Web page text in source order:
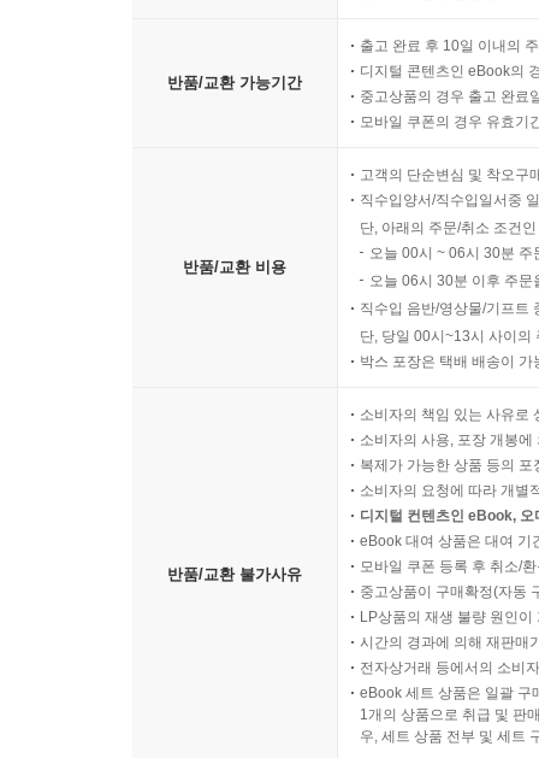
반품/교환 가능기간
출고 완료 후 10일 이내의
디지털 콘텐츠인 eBook의
중고상품의 경우 출고 완료
모바일 쿠폰의 경우 유효기
반품/교환 비용
고객의 단순변심 및 착오구
직수입양서/직수입일서중
단, 아래의 주문/취소 조건
오늘 00시 ~ 06시 30분
오늘 06시 30분 이후 주
직수입 음반/영상물/기프트
단, 당일 00시~13시 사이의
박스 포장은 택배 배송이
반품/교환 불가사유
소비자의 책임 있는 사유로
소비자의 사용, 포장 개봉
복제가 가능한 상품 등의
소비자의 요청에 따라 개별
디지털 컨텐츠인 eBook,
eBook 대여 상품은 대여 기
모바일 쿠폰 등록 후 취소/
중고상품이 구매확정(자동
LP상품의 재생 불량 원인
시간의 경과에 의해 재판매
전자상거래 등에서의 소비
eBook 세트 상품은 일괄 구
1개의 상품으로 취급 및 판
우, 세트 상품 전부 및 세트